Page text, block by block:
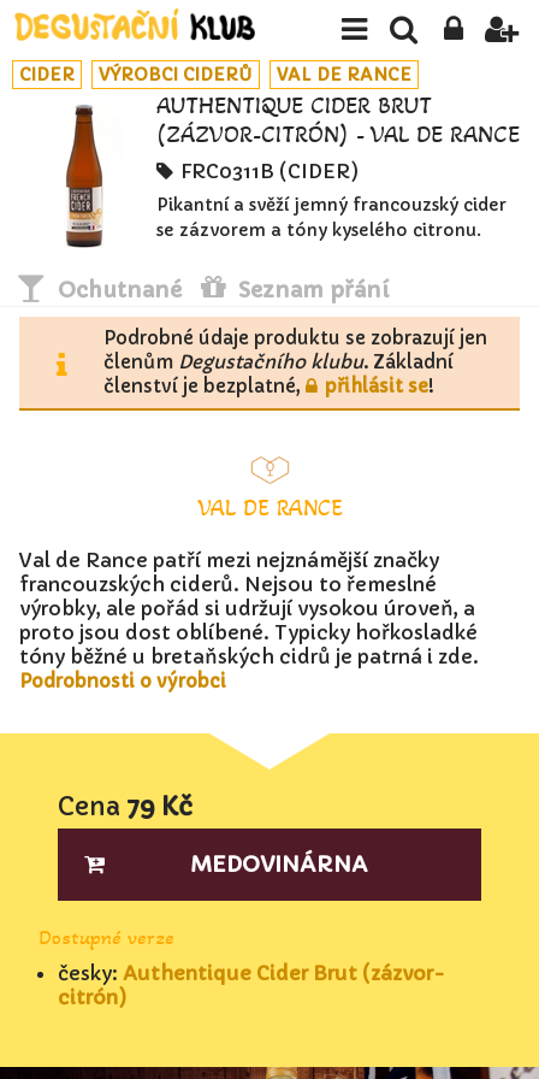
CIDER VÝROBCI CIDERŮ VAL DE RANCE
AUTHENTIQUE CIDER BRUT
(ZÁZVOR-CITRÓN) - VAL DE RANCE
FRC0311B (CIDER)
Pikantní a svěží jemný francouzský cider
se zázvorem a tóny kyselého citronu.
Ochutnané Seznam přání
Podrobné údaje produktu se zobrazují jen
členům Degustačního klubu. Základní
členství je bezplatné,
přihlásit se!
VAL DE RANCE
Val de Rance patří mezi nejznámější značky
francouzských ciderů. Nejsou to řemeslné
výrobky, ale pořád si udržují vysokou úroveň, a
proto jsou dost oblíbené. Typicky hořkosladké
tóny běžné u bretaňských cidrů je patrná i zde.
Podrobnosti o výrobci
Cena 79 Kč
MEDOVINÁRNA
Dostupné verze
česky: Authentique Cider Brut (zázvor-
citrón)